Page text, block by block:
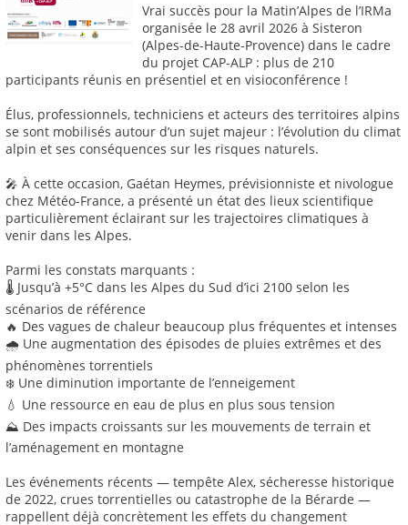
Vrai succès pour la Matin’Alpes de l’IRMa
organisée le 28 avril 2026 à Sisteron
(Alpes-de-Haute-Provence) dans le cadre
du projet CAP-ALP : plus de 210
participants réunis en présentiel et en visioconférence !
Élus, professionnels, techniciens et acteurs des territoires alpins
se sont mobilisés autour d’un sujet majeur : l’évolution du climat
alpin et ses conséquences sur les risques naturels.
🎤 À cette occasion, Gaétan Heymes, prévisionniste et nivologue
chez Météo-France, a présenté un état des lieux scientifique
particulièrement éclairant sur les trajectoires climatiques à
venir dans les Alpes.
Parmi les constats marquants :
🌡️ Jusqu’à +5°C dans les Alpes du Sud d’ici 2100 selon les
scénarios de référence
🔥 Des vagues de chaleur beaucoup plus fréquentes et intenses
🌧️ Une augmentation des épisodes de pluies extrêmes et des
phénomènes torrentiels
❄️ Une diminution importante de l’enneigement
💧 Une ressource en eau de plus en plus sous tension
⛰️ Des impacts croissants sur les mouvements de terrain et
l’aménagement en montagne
Les événements récents — tempête Alex, sécheresse historique
de 2022, crues torrentielles ou catastrophe de la Bérarde —
rappellent déjà concrètement les effets du changement